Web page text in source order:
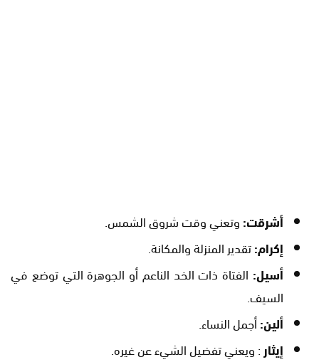
أشرقت:وتعني وقت شروق الشمس.
إكرام:تقدير المنزلة والمكانة.
أسيل: الفتاة ذات الخد الناعم أو الجوهرة التي توضع في
السيف.
ألين:أجمل النساء.
إيثار : ويعني تفضيل الشيء عن غيره.